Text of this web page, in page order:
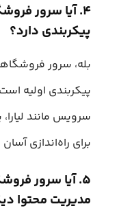
۴. آیا سرور
پیکربندی دارد؟
بله، سرور
پیکربندی اولیه
سرویس مانند
برای راه‌اندازی
۵. آیا سرور
مدیریت محتوا